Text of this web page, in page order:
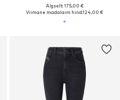
Algselt: 175,00 €
Viimane madalaim hind:124,00 €